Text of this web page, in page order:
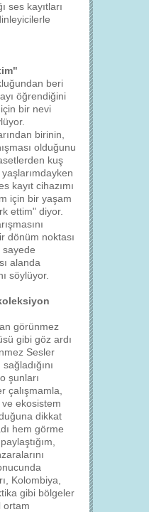
ses kayıtları
beri
öğrendiğini
bir nevi
birinin,
olduğunu
kuş
kayıt cihazımı
için bir yaşam
ettim" diyor.
dönüm noktası
alanda
söylüyor.
görünmez
gibi göz ardı
Sesler
şunları
çalışmamla,
ve ekosistem
dikkat
hem görme
Kolombiya,
gibi bölgeler
ortam